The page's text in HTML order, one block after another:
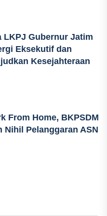
LKPJ Gubernur Jatim
Eksekutif dan
Kesejahteraan
From Home, BKPSDM
Nihil Pelanggaran ASN